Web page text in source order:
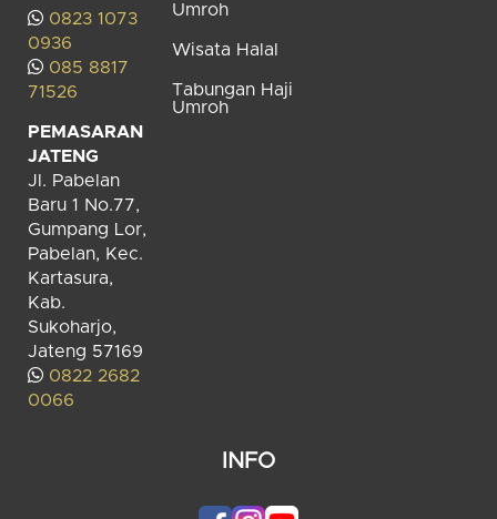
0823 1073
0936
085 8817
71526
PEMASARAN
JATENG
Jl. Pabelan
Baru 1 No.77,
Gumpang Lor,
Pabelan, Kec.
Kartasura,
Kab.
Sukoharjo,
Jateng 57169
0822 2682
0066
Umroh
Wisata Halal
Tabungan Haji
Umroh
INFO